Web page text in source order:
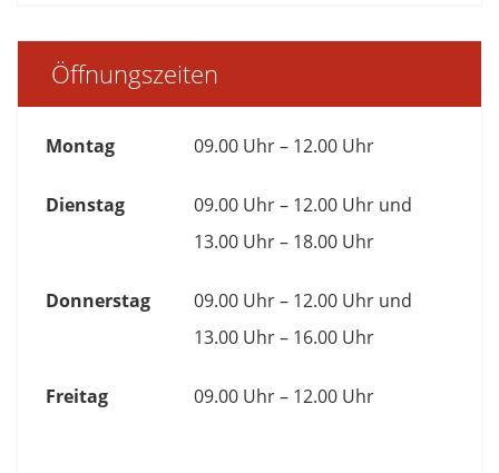
Öffnungszeiten
Montag 09.00 Uhr – 12.00 Uhr
Dienstag
09.00 Uhr – 12.00 Uhr und
13.00 Uhr – 18.00 Uhr
Donnerstag
09.00 Uhr – 12.00 Uhr und
13.00 Uhr – 16.00 Uhr
Freitag 09.00 Uhr – 12.00 Uhr